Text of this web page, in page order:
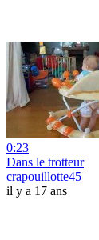
0:23
Dans le trotteur
crapouillotte45
il y a 17 ans